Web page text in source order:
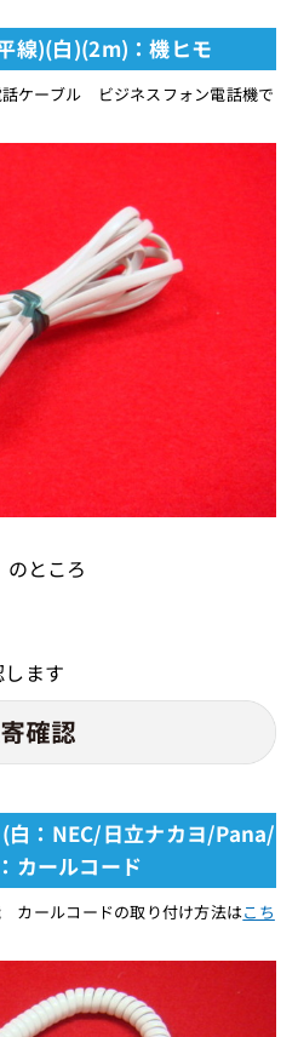
線)(白)(2m)：機ヒモ
ケーブル ビジネスフォン電話機で
ところ
ます
(白：NEC/日立ナカヨ/Pana/
カールコード
カールコードの取り付け方法はこち